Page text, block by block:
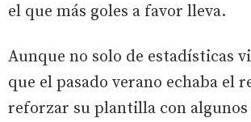
el que más goles a favor lleva.
Aunque no solo de estadísticas
que el pasado verano echaba el
reforzar su plantilla con algunos